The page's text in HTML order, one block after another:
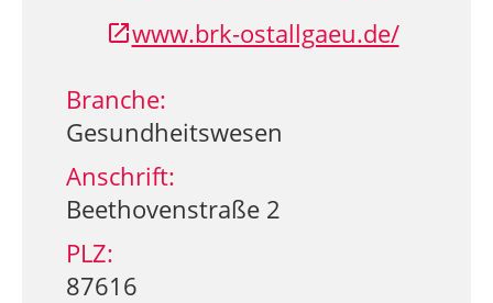
www.brk-ostallgaeu.de/
Branche:
Gesundheitswesen
Anschrift:
Beethovenstraße 2
PLZ:
87616